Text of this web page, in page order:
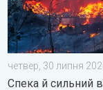
четвер, 30 липня
Спека й сильний